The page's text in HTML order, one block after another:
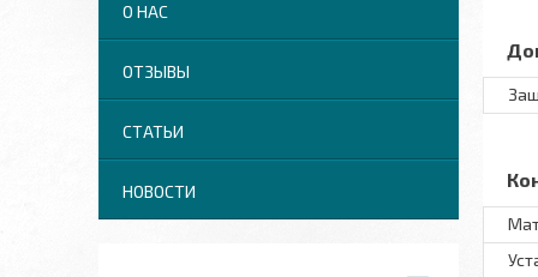
О НАС
ОТЗЫВЫ
СТАТЬИ
НОВОСТИ